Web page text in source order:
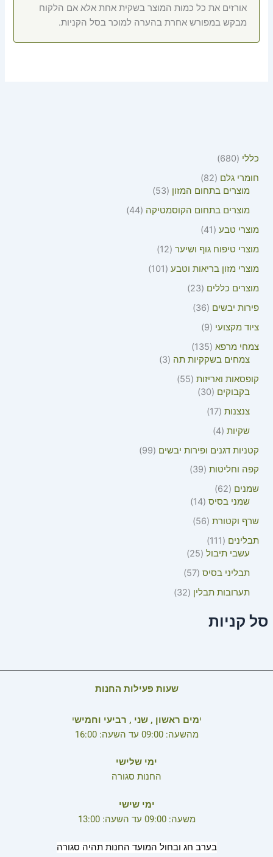
כללי
680
חומרי גלם
82
מוצרים בתחום המזון
53
מוצרים בתחום הקוסמטיקה 44
מוצרי טבע
41
מוצרי טיפוח גוף ושיער 12
מוצרי מזון בריאות וטבע
101
מוצרים כללים
23
פירות יבשים
36
ציוד מקצועי
9
צמחי מרפא 135
צמחים בשקקיות תה
3
קופסאות ואריזות 55
בקבוקים
30
צנצנות 17
שקיות 4
קטניות דגנים ופירות יבשים
99
קפה וחליטות 39
שמנים
62
שמני בסיס 14
שרף וקטורת 56
תבלינים
111
עשבי תיבול 25
תבליני בסיס 57
תערובות תבלין
32
סל קניות
אורזים את כל כמות המוצר בשקית אחת אלא אם הלקוח
מבקש במפורש אחרת בהערה למוכר בסל הקניות.
שעות פעילות החנות
ימים ראשון , שני , רביעי וחמישי
מהשעה: 09:00 עד השעה: 16:00
ימי שלישי
החנות סגורה
ימי שישי
משעה: 09:00 עד השעה: 13:00
בערב חג ובחול המועד החנות תהיה סגורה